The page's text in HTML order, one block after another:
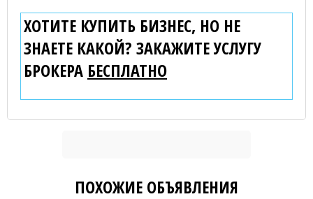
ХОТИТЕ КУПИТЬ БИЗНЕС, НО НЕ
ЗНАЕТЕ КАКОЙ? ЗАКАЖИТЕ УСЛУГУ
БРОКЕРА БЕСПЛАТНО
ПОХОЖИЕ ОБЪЯВЛЕНИЯ